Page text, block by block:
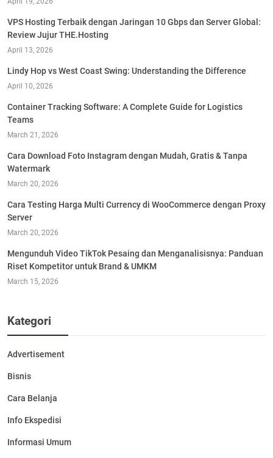
VPS Hosting Terbaik dengan Jaringan 10 Gbps dan Server Global:
Review Jujur THE.Hosting
April 13, 2026
Lindy Hop vs West Coast Swing: Understanding the Difference
April 10, 2026
Container Tracking Software: A Complete Guide for Logistics
Teams
March 21, 2026
Cara Download Foto Instagram dengan Mudah, Gratis & Tanpa
Watermark
March 20, 2026
Cara Testing Harga Multi Currency di WooCommerce dengan Proxy
Server
March 20, 2026
Mengunduh Video TikTok Pesaing dan Menganalisisnya: Panduan
Riset Kompetitor untuk Brand & UMKM
March 15, 2026
Kategori
Advertisement
Bisnis
Cara Belanja
Info Ekspedisi
Informasi Umum